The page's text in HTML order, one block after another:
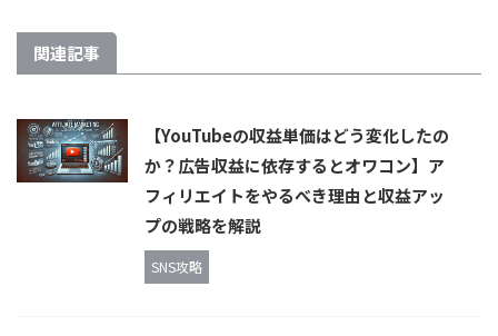
関連記事
【YouTubeの収益単価はどう変化したの
か？広告収益に依存するとオワコン】ア
フィリエイトをやるべき理由と収益アッ
プの戦略を解説
SNS攻略